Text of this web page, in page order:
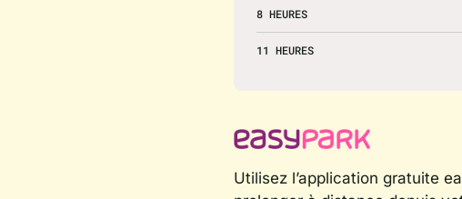
8 HEURES
11 HEURES
Utilisez l’application gratuite